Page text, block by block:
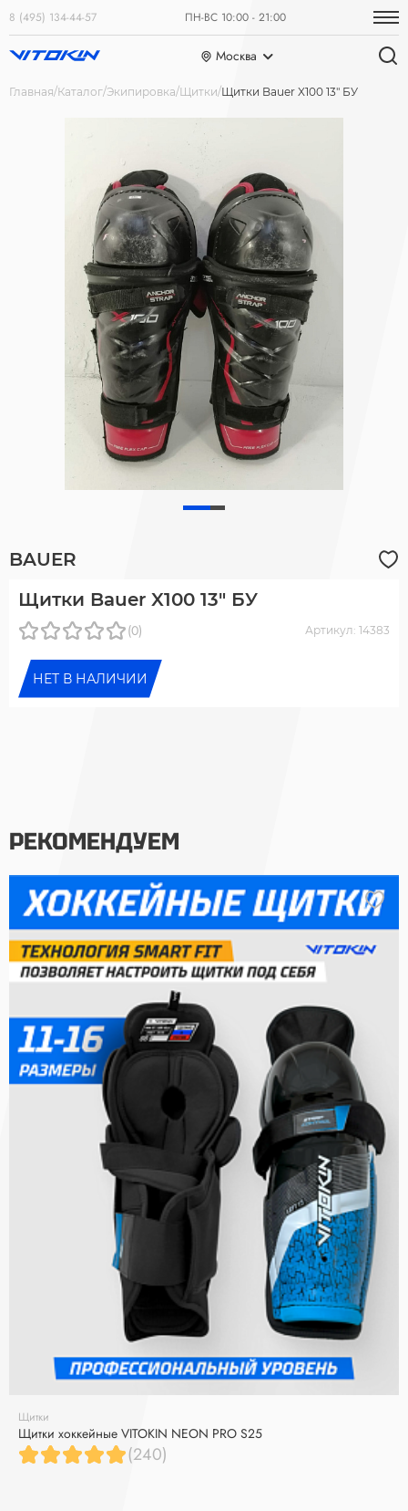
8 (495) 134-44-57 ПН-ВС 10:00 - 21:00
Москва
Главная Каталог Экипировка Щитки Щитки Bauer X100 13" БУ
BAUER
Щитки Bauer X100 13" БУ
(0) Артикул: 14383
НЕТ В НАЛИЧИИ
РЕКОМЕНДУЕМ
Щитки
Щитки хоккейные VITOKIN NEON PRO S25
(240)